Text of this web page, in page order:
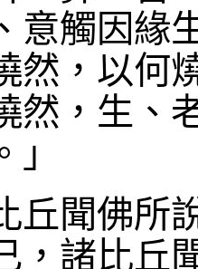
意觸因緣
然，以何
然，生、
丘聞佛所
，諸比丘